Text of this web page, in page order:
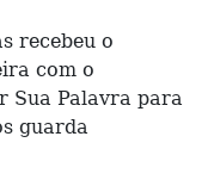
recebeu o
com o
Sua Palavra para
guarda